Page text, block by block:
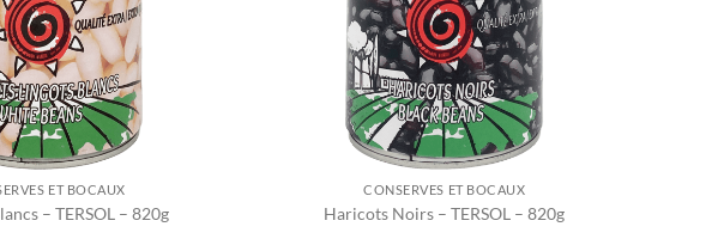
ET BOCAUX
– TERSOL – 820g
CONSERVES ET BOCAUX
Haricots Noirs – TERSOL – 820g